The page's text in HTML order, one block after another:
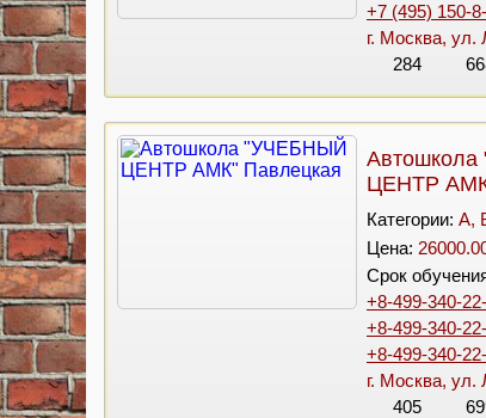
+7 (495) 150-
г. Москва,
284
ЦЕНТР
Категории: A,
Цена:
Срок
+8-499-340-
+8-499-340-
+8-499-340-
г. Москва, ул.
405